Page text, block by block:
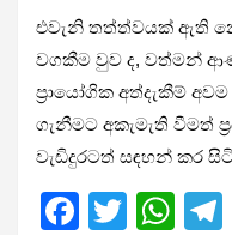
එවැනි තත්ත්වයක් ඇති
වගකීම වුව ද, වත්මන්
ප්‍රායෝගික අත්දැකීම්
ගැනීමට අකැමැති වීමත්
වැඩිදුරටත් සඳහන් කර
F
T
W